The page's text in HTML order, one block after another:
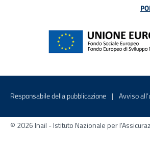
Menu di servizio
Responsabile della pubblicazione Sito interno
Avviso
© 2026 Inail - Istituto Nazionale per